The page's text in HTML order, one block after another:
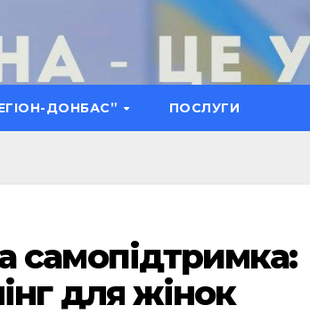
ДОНБАС” ПОСЛУГИ
самопідтримка:
для жінок